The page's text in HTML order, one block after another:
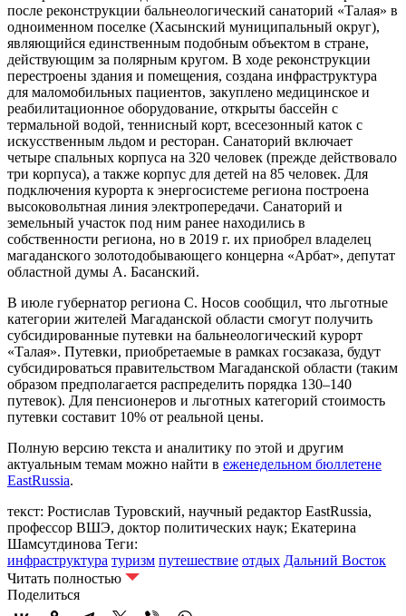
после реконструкции бальнеологический санаторий «Талая» в
одноименном поселке (Хасынский муниципальный округ),
являющийся единственным подобным объектом в стране,
действующим за полярным кругом. В ходе реконструкции
перестроены здания и помещения, создана инфраструктура
для маломобильных пациентов, закуплено медицинское и
реабилитационное оборудование, открыты бассейн с
термальной водой, теннисный корт, всесезонный каток с
искусственным льдом и ресторан. Санаторий включает
четыре спальных корпуса на 320 человек (прежде действовало
три корпуса), а также корпус для детей на 85 человек. Для
подключения курорта к энергосистеме региона построена
высоковольтная линия электропередачи. Санаторий и
земельный участок под ним ранее находились в
собственности региона, но в 2019 г. их приобрел владелец
магаданского золотодобывающего концерна «Арбат», депутат
областной думы А. Басанский.
В июле губернатор региона С. Носов сообщил, что льготные
категории жителей Магаданской области смогут получить
субсидированные путевки на бальнеологический курорт
«Талая». Путевки, приобретаемые в рамках госзаказа, будут
субсидироваться правительством Магаданской области (таким
образом предполагается распределить порядка 130–140
путевок). Для пенсионеров и льготных категорий стоимость
путевки составит 10% от реальной цены.
Полную версию текста и аналитику по этой и другим
актуальным темам можно найти в еженедельном бюллетене
EastRussia.
текст: Ростислав Туровский, научный редактор EastRussia,
профессор ВШЭ, доктор политических наук; Екатерина
Шамсутдинова Теги:
инфраструктура туризм путешествие отдых Дальний Восток
Читать полностью
Поделиться